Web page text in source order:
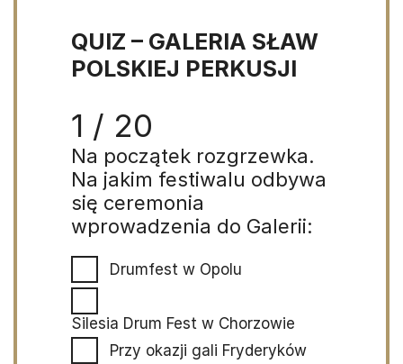
QUIZ – GALERIA SŁAW
POLSKIEJ PERKUSJI
1 / 20
Na początek rozgrzewka.
Na jakim festiwalu odbywa
się ceremonia
wprowadzenia do Galerii:
Drumfest w Opolu
Silesia Drum Fest w Chorzowie
Przy okazji gali Fryderyków